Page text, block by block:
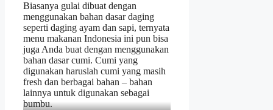
Biasanya gulai dibuat dengan
menggunakan bahan dasar daging
seperti daging ayam dan sapi, ternyata
menu makanan Indonesia ini pun bisa
juga Anda buat dengan menggunakan
bahan dasar cumi. Cumi yang
digunakan haruslah cumi yang masih
fresh dan berbagai bahan – bahan
lainnya untuk digunakan sebagai
bumbu.